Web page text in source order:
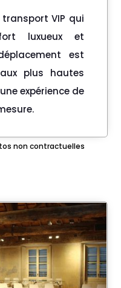
transport VIP qui
luxueux et
est
plus hautes
expérience de
non contractuelles